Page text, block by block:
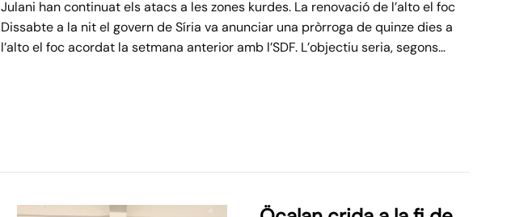
Julani han continuat els atacs a les zones kurdes. La renovació de l’alto el foc
Dissabte a la nit el govern de Síria va anunciar una pròrroga de quinze dies a
l’alto el foc acordat la setmana anterior amb l’SDF. L’objectiu seria, segons…